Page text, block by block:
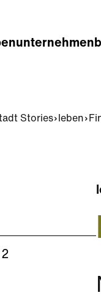
unternehmen
Stories leben